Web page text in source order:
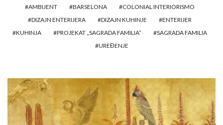
AMBIJENT BARSELONA
COLONIAL INTERIORISMO
DIZAJN ENTERIJERA
DIZAJN KUHINJE
ENTERIJER
KUHINJA
PROJEKAT „SAGRADA FAMILIA”
SAGRADA FAMILIA
UREĐENJE